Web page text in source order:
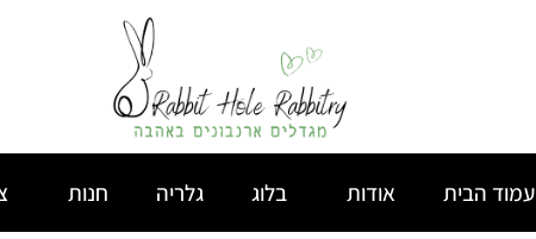
עמוד הבית אודות בלוג גלריה חנות